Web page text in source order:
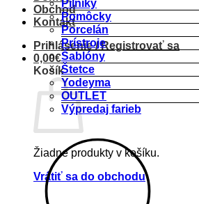
Obchod
Kontakt
Prihlásenie / Registrovať sa
0,00€
Košík
Žiadne produkty v košíku.
Vrátiť sa do obchodu
Pilníky
Pomôcky
Porcelán
Prístroje
Šablóny
Štetce
Yodeyma
OUTLET
Výpredaj farieb